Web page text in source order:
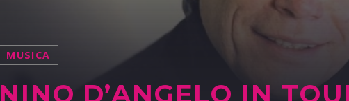
MUSICA
NINO D’ANGELO IN